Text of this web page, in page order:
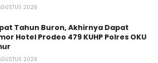
2026
Tahun Buron, Akhirnya Dapat
Hotel Prodeo 479 KUHP Polres OKU
2026